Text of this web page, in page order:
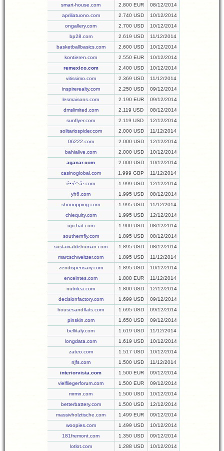
smart-house.com
2.800 EUR
08/12/2014
apriliatuono.com
2.740 USD
10/12/2014
ongallery.com
2.700 USD
10/12/2014
bp28.com
2.619 USD
11/12/2014
basketballbasics.com
2.600 USD
10/12/2014
kontieren.com
2.550 EUR
10/12/2014
remexico.com
2.400 USD
10/12/2014
vitissimo.com
2.369 USD
11/12/2014
inspirerealty.com
2.250 USD
09/12/2014
lesmaisons.com
2.190 EUR
09/12/2014
dmslimited.com
2.119 USD
08/12/2014
sunflyer.com
2.119 USD
12/12/2014
solitariospider.com
2.000 USD
11/12/2014
06222.com
2.000 USD
12/12/2014
bahialive.com
2.000 USD
10/12/2014
aganar.com
2.000 USD
10/12/2014
casinoglobal.com
1.999 GBP
11/12/2014
é•·è°·å·.com
1.999 USD
12/12/2014
yh6.com
1.995 USD
08/12/2014
shooopping.com
1.995 USD
11/12/2014
chiequity.com
1.995 USD
12/12/2014
upchat.com
1.900 USD
08/12/2014
southernfly.com
1.895 USD
08/12/2014
sustainablehuman.com
1.895 USD
08/12/2014
marcschweitzer.com
1.895 USD
11/12/2014
zendispensary.com
1.895 USD
10/12/2014
enceintes.com
1.888 EUR
11/12/2014
nutritea.com
1.800 USD
12/12/2014
decisionfactory.com
1.699 USD
09/12/2014
housesandflats.com
1.695 USD
09/12/2014
pinskin.com
1.650 USD
09/12/2014
bellitaly.com
1.619 USD
11/12/2014
longdata.com
1.619 USD
10/12/2014
zateo.com
1.517 USD
10/12/2014
njfs.com
1.500 USD
11/12/2014
interiorvista.com
1.500 EUR
09/12/2014
vielfliegerforum.com
1.500 EUR
09/12/2014
mrmn.com
1.500 USD
10/12/2014
betterbattery.com
1.500 USD
12/12/2014
massivholztische.com
1.499 EUR
09/12/2014
woopies.com
1.499 USD
10/12/2014
181fremont.com
1.350 USD
09/12/2014
lotlot.com
1.288 USD 10/12/2014